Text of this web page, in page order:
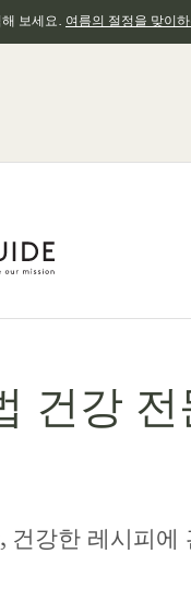
보세요. 여름의 절정을 맞이
건강
강한 레시피에